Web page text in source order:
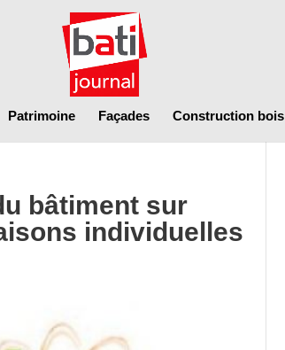
Patrimoine Façades Construction bois
bâtiment sur
individuelles